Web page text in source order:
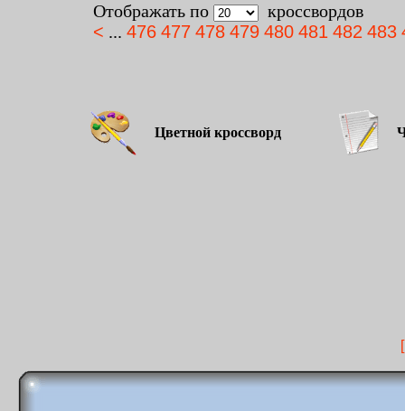
Отображать по
кроссвордов
< ... 476 477 478 479 480 481 482 483
Цветной кроссворд